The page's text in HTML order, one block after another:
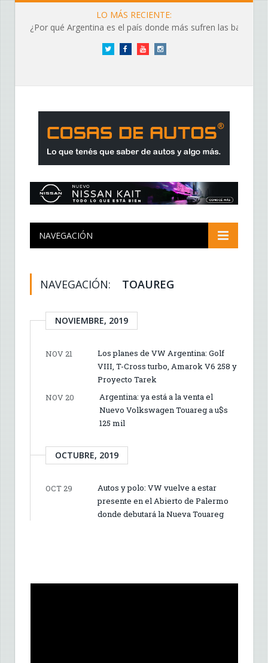
LO MÁS RECIENTE:
¿Por qué Argentina es el país donde más sufren las baterías?
Twitter FacebookYouTubeInstagram
NAVEGACIÓN
NAVEGACIÓN: TOAUREG
NOVIEMBRE, 2019
NOV 21
Los planes de VW Argentina: Golf
VIII, T-Cross turbo, Amarok V6 258 y
Proyecto Tarek
NOV 20
Argentina: ya está a la venta el
Nuevo Volkswagen Touareg a u$s
125 mil
OCTUBRE, 2019
OCT 29
Autos y polo: VW vuelve a estar
presente en el Abierto de Palermo
donde debutará la Nueva Touareg